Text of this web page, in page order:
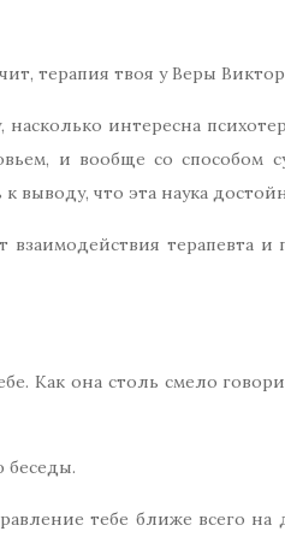
терапия твоя у Веры
интересна
и вообще со способом
выводу, что эта наука
терапевта и
Как она столь смело
беседы.
тебе ближе всего